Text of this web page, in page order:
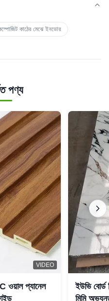
কাঠের মেঝে ইনডোর
পণ্য
VIDEO
ওয়াল প্যানেল
ইউভি
মিমি